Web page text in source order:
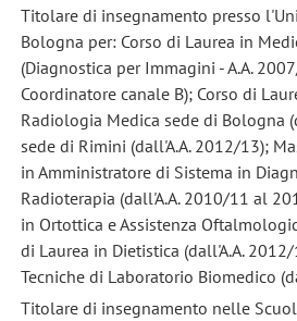
Titolare di insegnamento presso
Bologna per: Corso di Laurea in
(Diagnostica per Immagini - A.A.
Coordinatore canale B); Corso di
Radiologia Medica sede di Bologna
sede di Rimini (dall'A.A. 2012/13);
in Amministratore di Sistema in
Radioterapia (dall'A.A. 2010/11 al
in Ortottica e Assistenza
di Laurea in Dietistica (dall'A.A.
Tecniche di Laboratorio Biomedico
Titolare di insegnamento nelle